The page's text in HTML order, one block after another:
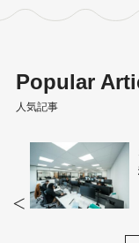
Popular
人気記事